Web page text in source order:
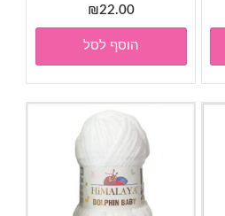
₪22.00
הוסף לסל